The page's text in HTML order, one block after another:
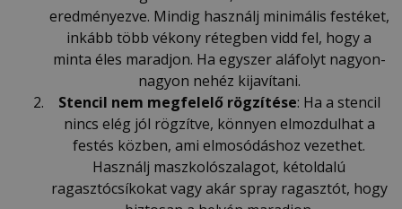
eredményezve. Mindig használj minimális festéket,
inkább több vékony rétegben vidd fel, hogy a
minta éles maradjon. Ha egyszer aláfolyt nagyon-
nagyon nehéz kijavítani.
Stencil nem megfelelő rögzítése: Ha a stencil
nincs elég jól rögzítve, könnyen elmozdulhat a
festés közben, ami elmosódáshoz vezethet.
Használj maszkolószalagot, kétoldalú
ragasztócsíkokat vagy akár spray ragasztót, hogy